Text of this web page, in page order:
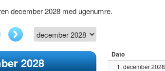
december 2028 med ugenumre.
2028
Dato
1. december 2028